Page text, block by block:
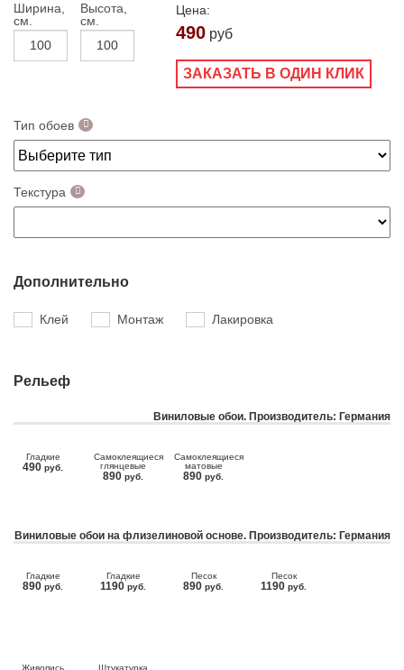
Ширина,
см.
Высота,
см.
Цена:
490 руб
ЗАКАЗАТЬ В ОДИН КЛИК
Тип обоев
Текстура
Дополнительно
Клей Монтаж Лакировка
Рельеф
Виниловые обои. Производитель: Германия
Гладкие
490 руб.
Самоклеящиеся
глянцевые
890 руб.
Самоклеящиеся
матовые
890 руб.
Виниловые обои на флизелиновой основе. Производитель: Германия
Гладкие
890 руб.
Гладкие
1190 руб.
Песок
890 руб.
Песок
1190 руб.
Живопись Штукатурка